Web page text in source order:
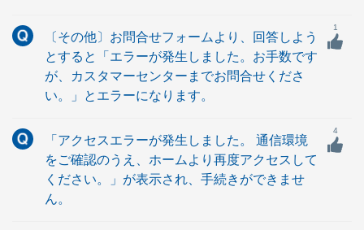
〔その他〕お問合せフォームより、回答しよう
とすると「エラーが発生しました。お手数です
が、カスタマーセンターまでお問合せくださ
い。」とエラーになります。
1
「アクセスエラーが発生しました。 通信環境
をご確認のうえ、ホームより再度アクセスして
ください。」が表示され、手続きができませ
ん。
4